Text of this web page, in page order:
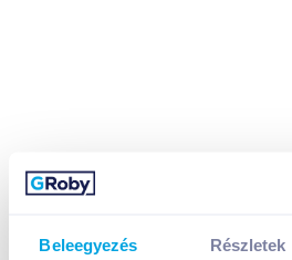
Beleegyezés Részletek